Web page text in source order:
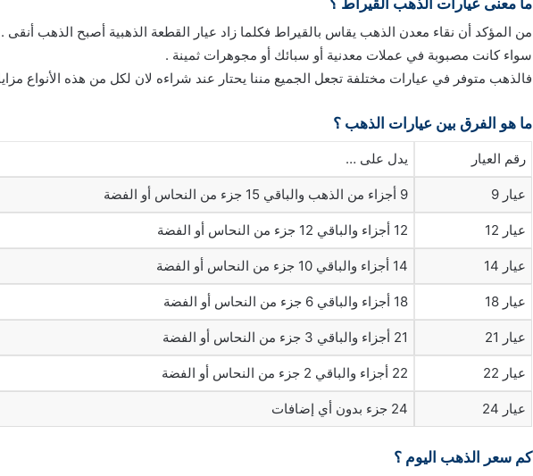
من المؤكد أن نقاء معدن الذهب يقاس بالقيراط فكلما زاد عيار القطعة الذهبية أصبح الذهب أنقى .
سواء كانت مصبوبة في عملات معدنية أو سبائك أو مجوهرات ثمينة .
فالذهب متوفر في عيارات مختلفة تجعل الجميع مننا يحتار عند شراءه لان لكل من هذه الأنواع
ما هو الفرق بين عيارات الذهب ؟
رقم العيار يدل على …
عيار 9 9 أجزاء من الذهب والباقي 15 جزء من النحاس أو الفضة
عيار 12 12 أجزاء والباقي 12 جزء من النحاس أو الفضة
عيار 14 14 أجزاء والباقي 10 جزء من النحاس أو الفضة
عيار 18 18 أجزاء والباقي 6 جزء من النحاس أو الفضة
عيار 21 21 أجزاء والباقي 3 جزء من النحاس أو الفضة
عيار 22 22 أجزاء والباقي 2 جزء من النحاس أو الفضة
عيار 24 24 جزء بدون أي إضافات
كم سعر الذهب اليوم ؟